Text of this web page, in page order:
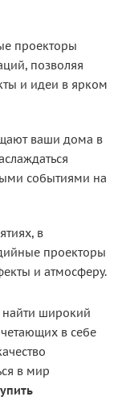
проекторы
позволяя
и идеи в ярком
ваши дома в
событиями на
в
проекторы
и атмосферу.
широкий
в себе
в мир